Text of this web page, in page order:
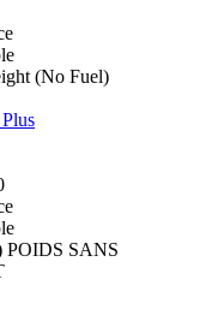
(No Fuel)
POIDS SANS